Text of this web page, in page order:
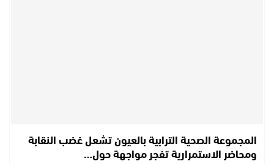
المجموعة الصحية الترابية بالعيون تشعل غضب النقابة
ومحاضر الاستمرارية تفجر مواجهة حول…